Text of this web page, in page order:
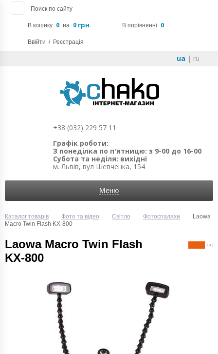
Поиск по сайту
В кошику 0 на 0 грн. В порівнянні 0
Ввійти / Реєстрація
ua | ru
+38 (032) 229 57 11
Графік роботи:
З понеділка по п'ятницю: з 9-00 до 16-00
Субота та неділя: вихідні
м. Львів, вул Шевченка, 154
Меню
Каталог товарів Фото та відео Світло Фотоспалахи
Laowa
Macro Twin Flash KX-800
Laowa Macro Twin Flash
KX-800
( 4 )